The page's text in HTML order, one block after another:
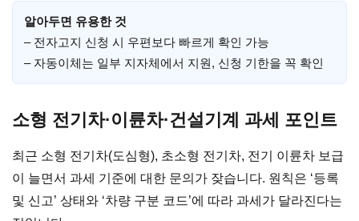
알아두면 유용한 것
– 전자고지 신청 시 우편보다 빠르게 확인 가능
– 자동이체는 일부 지자체에서 지원, 신청 기한을 꼭 확인
소형 전기차·이륜차·건설기계 과세 포인트
최근 소형 전기차(도심형), 초소형 전기차, 전기 이륜차 보급
이 늘면서 과세 기준에 대한 문의가 잦습니다. 원칙은 ‘등록
및 신고’ 상태와 ‘차량 구분 코드’에 따라 과세가 달라진다는